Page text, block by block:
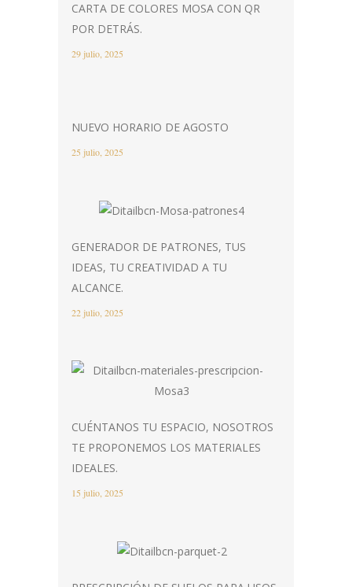
CARTA DE COLORES MOSA CON QR
POR DETRÁS.
29 julio, 2025
NUEVO HORARIO DE AGOSTO
25 julio, 2025
GENERADOR DE PATRONES, TUS
IDEAS, TU CREATIVIDAD A TU
ALCANCE.
22 julio, 2025
CUÉNTANOS TU ESPACIO, NOSOTROS
TE PROPONEMOS LOS MATERIALES
IDEALES.
15 julio, 2025